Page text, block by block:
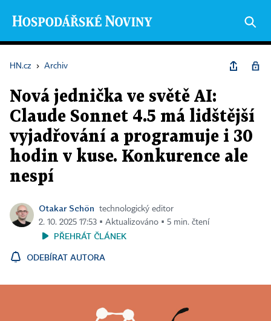
HN.cz › Archiv
Nová jednička ve světě AI:
Claude Sonnet 4.5 má lidštější
vyjadřování a programuje i 30
hodin v kuse. Konkurence ale
nespí
Otakar Schön
technologický editor
2. 10. 2025 17:53 ▪ Aktualizováno ▪ 5 min. čtení
PŘEHRÁT ČLÁNEK
ODEBÍRAT AUTORA